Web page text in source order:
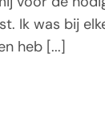
Ik was bij
heb [...]